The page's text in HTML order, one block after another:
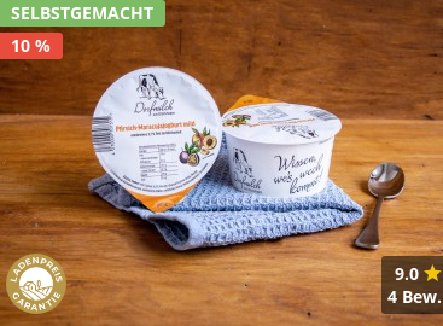
SELBSTGEMACHT
10 %
9.0
4 Bew.